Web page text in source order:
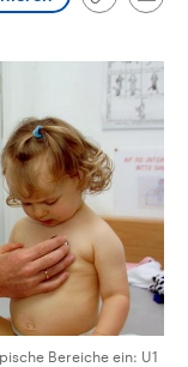
Link
Bereiche ein: U1